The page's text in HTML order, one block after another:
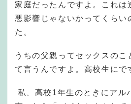
家庭だったんですよ。これは
悪影響じゃないかってくらい
た。
うちの父親ってセックスのこ
て言うんですよ。高校生にで
私、高校1年生のときにアル